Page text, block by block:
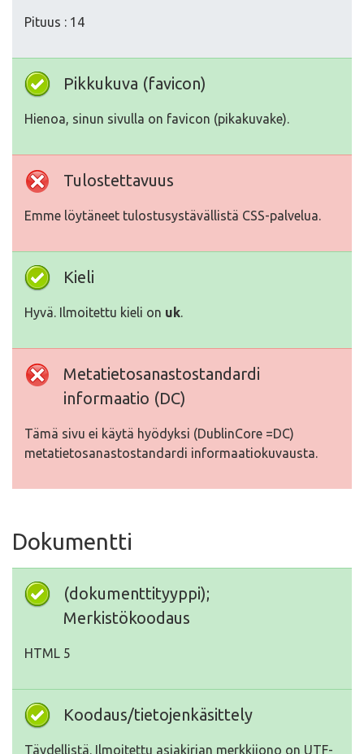
Pituus : 14
Pikkukuva (favicon)
Hienoa, sinun sivulla on favicon (pikakuvake).
Tulostettavuus
Emme löytäneet tulostusystävällistä CSS-palvelua.
Kieli
Hyvä. Ilmoitettu kieli on uk.
Metatietosanastostandardi
informaatio (DC)
Tämä sivu ei käytä hyödyksi (DublinCore =DC)
metatietosanastostandardi informaatiokuvausta.
Dokumentti
(dokumenttityyppi);
Merkistökoodaus
HTML 5
Koodaus/tietojenkäsittely
Täydellistä. Ilmoitettu asiakirjan merkkijono on UTF-